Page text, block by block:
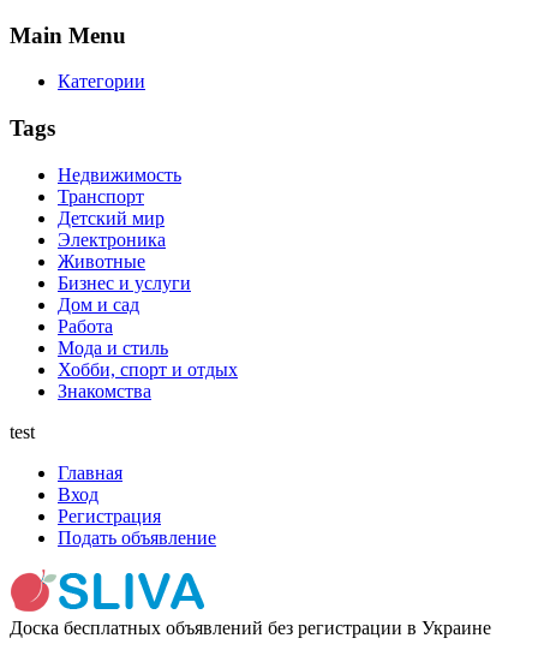
Main Menu
Категории
Tags
Недвижимость
Транспорт
Детский мир
Электроника
Животные
Бизнес и услуги
Дом и сад
Работа
Мода и стиль
Хобби, спорт и отдых
Знакомства
test
Главная
Вход
Регистрация
Подать объявление
Доска бесплатных объявлений без регистрации в Украине